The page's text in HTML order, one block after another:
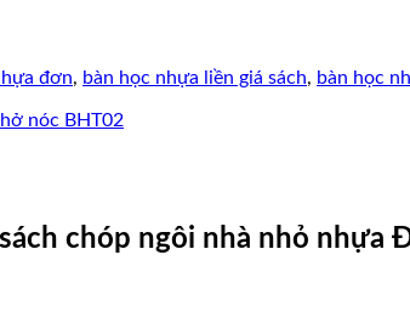
đơn, bàn học nhựa liền giá sách, bàn học
chóp ngôi nhà nhỏ nhựa